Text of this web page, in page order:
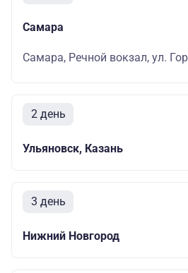
Самара
Самара, Речной вокзал, ул.
2 день
Ульяновск, Казань
3 день
Нижний Новгород